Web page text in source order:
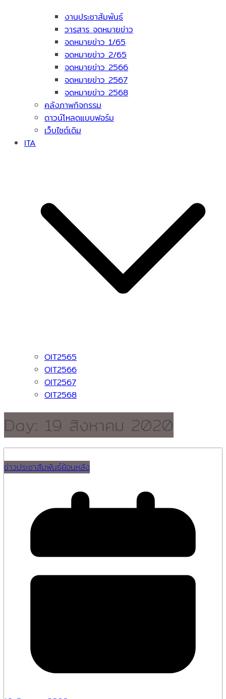
งานประชาสัมพันธ์
วารสาร จดหมายข่าว
จดหมายข่าว 1/65
จดหมายข่าว 2/65
จดหมายข่าว 2566
จดหมายข่าว 2567
จดหมายข่าว 2568
คลังภาพกิจกรรม
ดาวน์โหลดแบบฟอร์ม
เว็บไซต์เดิม
ITA
OIT2565
OIT2566
OIT2567
OIT2568
Day: 19 สิงหาคม 2020
ข่าวประชาสัมพันธ์ย้อนหลัง